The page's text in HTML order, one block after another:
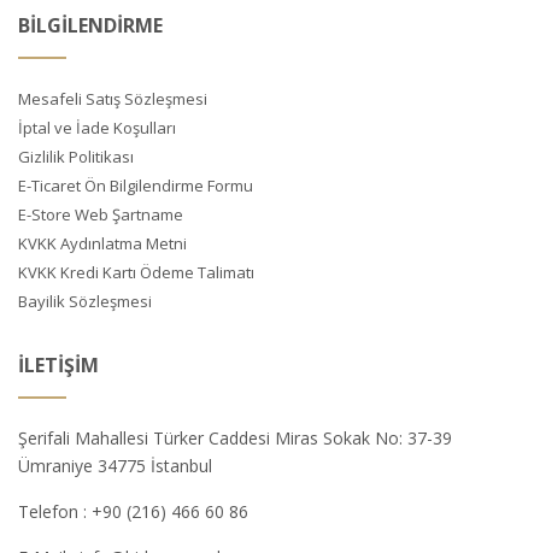
BİLGİLENDİRME
Mesafeli Satış Sözleşmesi
İptal ve İade Koşulları
Gizlilik Politikası
E-Ticaret Ön Bilgilendirme Formu
E-Store Web Şartname
KVKK Aydınlatma Metni
KVKK Kredi Kartı Ödeme Talimatı
Bayilik Sözleşmesi
İLETIŞIM
Şerifali Mahallesi Türker Caddesi Miras Sokak No: 37-39
Ümraniye 34775 İstanbul
Telefon : +90 (216) 466 60 86